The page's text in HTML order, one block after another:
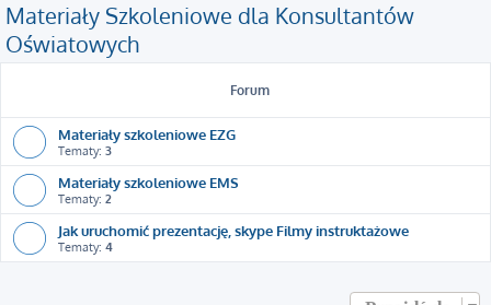
Materiały Szkoleniowe dla Konsultantów
Oświatowych
Forum
Materiały szkoleniowe EZG
Tematy: 3
Materiały szkoleniowe EMS
Tematy: 2
Jak uruchomić prezentację, skype Filmy instruktażowe
Tematy: 4